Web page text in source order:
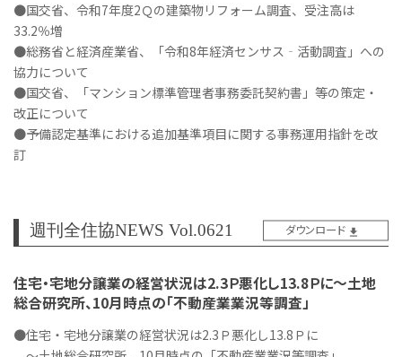
●国交省、令和7年度2Ｑの建築物リフォーム調査、受注高は
33.2％増
●総務省と経済産業省、「令和8年経済センサス‐活動調査」への
協力について
●国交省、「マンション標準管理者事務委託契約書」等の策定・
改正について
●予備認定基準における追加基準項目に関する事務運用指針を改
訂
週刊全住協NEWS Vol.0621 ダウンロード
住宅・宅地分譲業の経営状況は2.3Ｐ悪化し13.8Ｐに～土地
総合研究所、10月時点の「不動産業業況等調査」
●住宅・宅地分譲業の経営状況は2.3Ｐ悪化し13.8Ｐに